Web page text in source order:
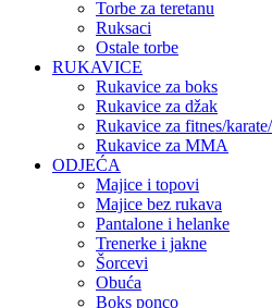
Torbe za teretanu
Ruksaci
Ostale torbe
RUKAVICE
Rukavice za boks
Rukavice za džak
Rukavice za fitnes/
Rukavice za MMA
ODJEĆA
Majice i topovi
Majice bez rukava
Pantalone i helanke
Trenerke i jakne
Šorcevi
Obuća
Boks ponco